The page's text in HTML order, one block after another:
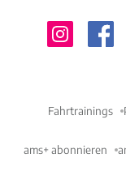
Fahrtrainings
ams+ abonnieren